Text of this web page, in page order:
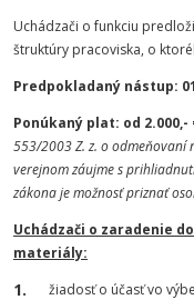
Uchádzači o funkciu
štruktúry pracoviska, o
Predpokladaný nástup:
Ponúkaný plat: od 2.000,-
553/2003 Z. z. o odmeňovaní
verejnom záujme s
zákona je možnosť priznať
Uchádzači o zaradenie
materiály:
žiadosť o účasť vo